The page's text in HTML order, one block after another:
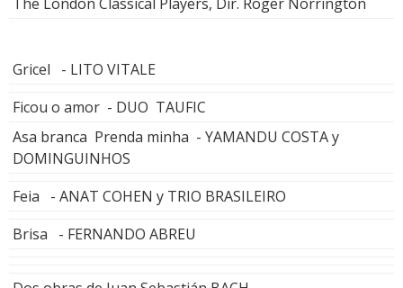
Gricel - LITO VITALE
Ficou o amor - DUO TAUFIC
Asa branca Prenda minha - YAMANDU COSTA y
DOMINGUINHOS
Feia - ANAT COHEN y TRIO BRASILEIRO
Brisa - FERNANDO ABREU